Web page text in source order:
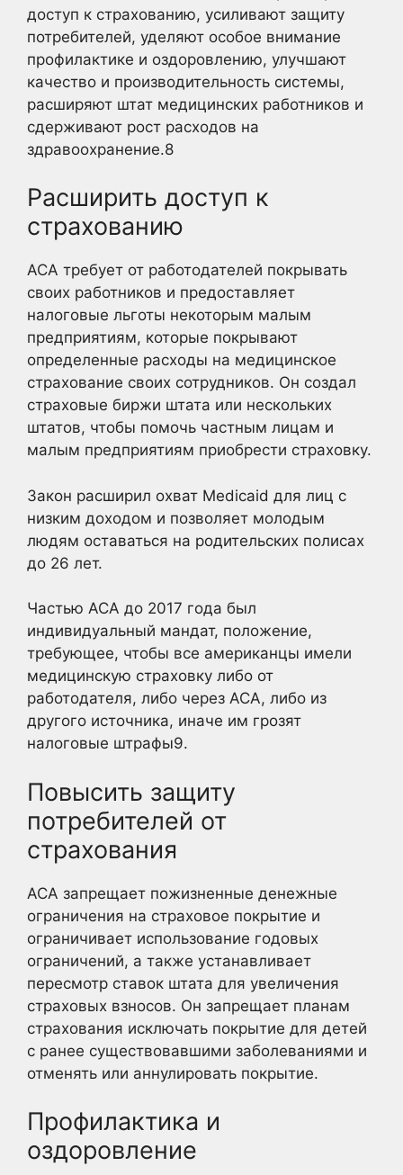
доступ к страхованию, усиливают защиту
потребителей, уделяют особое внимание
профилактике и оздоровлению, улучшают
качество и производительность системы,
расширяют штат медицинских работников и
сдерживают рост расходов на
здравоохранение.8
Расширить доступ к
страхованию
ACA требует от работодателей покрывать
своих работников и предоставляет
налоговые льготы некоторым малым
предприятиям, которые покрывают
определенные расходы на медицинское
страхование своих сотрудников. Он создал
страховые биржи штата или нескольких
штатов, чтобы помочь частным лицам и
малым предприятиям приобрести страховку.
Закон расширил охват Medicaid для лиц с
низким доходом и позволяет молодым
людям оставаться на родительских полисах
до 26 лет.
Частью ACA до 2017 года был
индивидуальный мандат, положение,
требующее, чтобы все американцы имели
медицинскую страховку либо от
работодателя, либо через ACA, либо из
другого источника, иначе им грозят
налоговые штрафы9.
Повысить защиту
потребителей от
страхования
ACA запрещает пожизненные денежные
ограничения на страховое покрытие и
ограничивает использование годовых
ограничений, а также устанавливает
пересмотр ставок штата для увеличения
страховых взносов. Он запрещает планам
страхования исключать покрытие для детей
с ранее существовавшими заболеваниями и
отменять или аннулировать покрытие.
Профилактика и
оздоровление